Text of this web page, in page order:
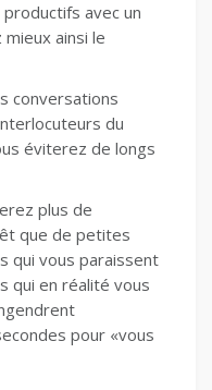
avec un
ainsi le
conversations
du
éviterez de longs
plus de
que de petites
qui vous paraissent
qui en réalité vous
pour «vous